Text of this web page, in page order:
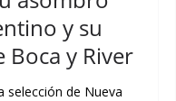
y su
y River
selección de Nueva